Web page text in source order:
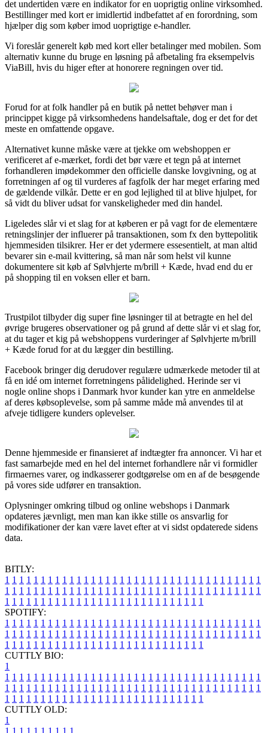
det undertiden være en indikator for en uoprigtig online virksomhed.
Bestillinger med kort er imidlertid indbefattet af en forordning, som
hjælper dig som køber imod uoprigtige e-handler.
Vi foreslår generelt køb med kort eller betalinger med mobilen. Som
alternativ kunne du bruge en løsning på afbetaling fra eksempelvis
ViaBill, hvis du higer efter at honorere regningen over tid.
Forud for at folk handler på en butik på nettet behøver man i
princippet kigge på virksomhedens handelsaftale, dog er det for det
meste en omfattende opgave.
Alternativet kunne måske være at tjekke om webshoppen er
verificeret af e-mærket, fordi det bør være et tegn på at internet
forhandleren imødekommer den officielle danske lovgivning, og at
forretningen af og til vurderes af fagfolk der har meget erfaring med
de gældende vilkår. Dette er en god lejlighed til at blive hjulpet, for
så vidt du bliver udsat for vanskeligheder med din handel.
Ligeledes slår vi et slag for at køberen er på vagt for de elementære
retningslinjer der influerer på transaktionen, som fx den byttepolitik
hjemmesiden tilsikrer. Her er det ydermere essesentielt, at man altid
bevarer sin e-mail kvittering, så man når som helst vil kunne
dokumentere sit køb af Sølvhjerte m/brill + Kæde, hvad end du er
på shopping til en voksen eller et barn.
Trustpilot tilbyder dig super fine løsninger til at betragte en hel del
øvrige brugeres observationer og på grund af dette slår vi et slag for,
at du tager et kig på webshoppens vurderinger af Sølvhjerte m/brill
+ Kæde forud for at du lægger din bestilling.
Facebook bringer dig derudover regulære udmærkede metoder til at
få en idé om internet forretningens pålidelighed. Herinde ser vi
nogle online shops i Danmark hvor kunder kan ytre en anmeldelse
af deres købsoplevelse, som på samme måde må anvendes til at
afveje tidligere kunders oplevelser.
Denne hjemmeside er finansieret af indtægter fra annoncer. Vi har et
fast samarbejde med en hel del internet forhandlere når vi formidler
firmaernes varer, og indkasserer godtgørelse om en af de besøgende
på vores side udfører en transaktion.
Oplysninger omkring tilbud og online webshops i Danmark
opdateres jævnligt, men man kan ikke stille os ansvarlig for
modifikationer der kan være lavet efter at vi sidst opdaterede sidens
data.
BITLY:
1 1 1 1 1 1 1 1 1 1 1 1 1 1 1 1 1 1 1 1 1 1 1 1 1 1 1 1 1 1 1 1 1 1 1 1
1 1 1 1 1 1 1 1 1 1 1 1 1 1 1 1 1 1 1 1 1 1 1 1 1 1 1 1 1 1 1 1 1 1 1 1
1 1 1 1 1 1 1 1 1 1 1 1 1 1 1 1 1 1 1 1 1 1 1 1 1 1 1 1
SPOTIFY:
1 1 1 1 1 1 1 1 1 1 1 1 1 1 1 1 1 1 1 1 1 1 1 1 1 1 1 1 1 1 1 1 1 1 1 1
1 1 1 1 1 1 1 1 1 1 1 1 1 1 1 1 1 1 1 1 1 1 1 1 1 1 1 1 1 1 1 1 1 1 1 1
1 1 1 1 1 1 1 1 1 1 1 1 1 1 1 1 1 1 1 1 1 1 1 1 1 1 1 1
CUTTLY BIO:
1
1 1 1 1 1 1 1 1 1 1 1 1 1 1 1 1 1 1 1 1 1 1 1 1 1 1 1 1 1 1 1 1 1 1 1 1
1 1 1 1 1 1 1 1 1 1 1 1 1 1 1 1 1 1 1 1 1 1 1 1 1 1 1 1 1 1 1 1 1 1 1 1
1 1 1 1 1 1 1 1 1 1 1 1 1 1 1 1 1 1 1 1 1 1 1 1 1 1 1 1
CUTTLY OLD:
1
1 1 1 1 1 1 1 1 1 1